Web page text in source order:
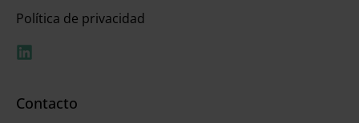
Política de privacidad
Contacto